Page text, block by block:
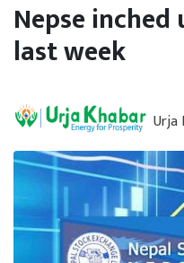
हाइड्रोजन
इभी
बैंक
पर्यटन
भिडियो
Nepse
last week
Urja